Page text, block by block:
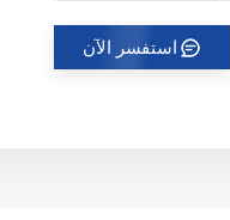
استفسر الآن